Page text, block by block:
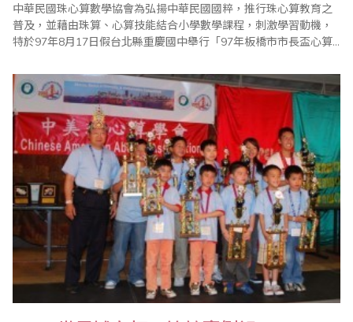
中華民國珠心算數學協會為弘揚中華民國國粹，推行珠心算教育之
普及，並藉由珠算、心算技能結合小學數學課程，刺激學習動機，
特於97年8月17日假台北縣重慶國中舉行「97年板橋市市長盃心算
會創會理事長王宗忱先生的致詞中揭開序幕。 此次比賽全國各地選
手齊聚一堂，個個摩拳擦掌，準備大展身手、一較高下。心算比賽
是以年級分組，每位指導教練針對選手的學..